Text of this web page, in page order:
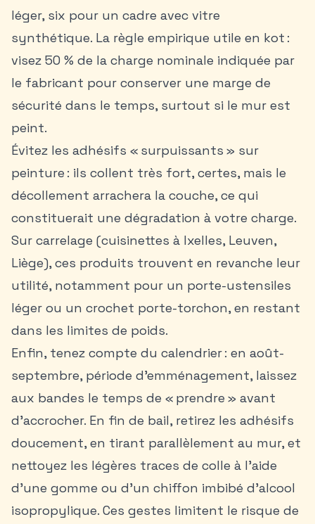
léger, six pour un cadre avec vitre
synthétique. La règle empirique utile en kot :
visez 50 % de la charge nominale indiquée par
le fabricant pour conserver une marge de
sécurité dans le temps, surtout si le mur est
peint.
Évitez les adhésifs « surpuissants » sur
peinture : ils collent très fort, certes, mais le
décollement arrachera la couche, ce qui
constituerait une dégradation à votre charge.
Sur carrelage (cuisinettes à Ixelles, Leuven,
Liège), ces produits trouvent en revanche leur
utilité, notamment pour un porte-ustensiles
léger ou un crochet porte-torchon, en restant
dans les limites de poids.
Enfin, tenez compte du calendrier : en août-
septembre, période d’emménagement, laissez
aux bandes le temps de « prendre » avant
d’accrocher. En fin de bail, retirez les adhésifs
doucement, en tirant parallèlement au mur, et
nettoyez les légères traces de colle à l’aide
d’une gomme ou d’un chiffon imbibé d’alcool
isopropylique. Ces gestes limitent le risque de